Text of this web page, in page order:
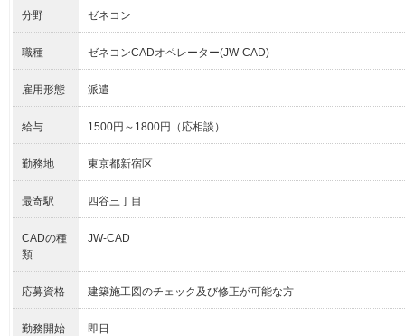
分野 ゼネコン
職種 ゼネコンCADオペレーター(JW-CAD)
雇用形態 派遣
給与 1500円～1800円（応相談）
勤務地 東京都新宿区
最寄駅 四谷三丁目
CADの種
類
JW-CAD
応募資格 建築施工図のチェック及び修正が可能な方
勤務開始
即日